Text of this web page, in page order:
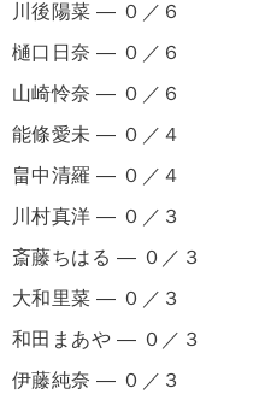
川後陽菜 ― ０／６
樋口日奈 ― ０／６
山崎怜奈 ― ０／６
能條愛未 ― ０／４
畠中清羅 ― ０／４
川村真洋 ― ０／３
斎藤ちはる ― ０／３
大和里菜 ― ０／３
和田まあや ― ０／３
伊藤純奈 ― ０／３